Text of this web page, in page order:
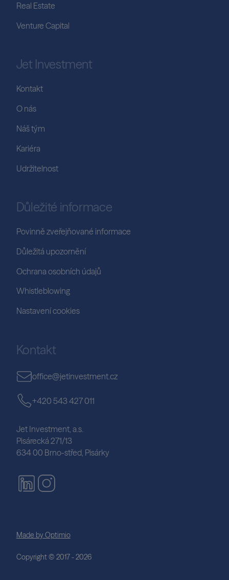
Real Estate
Venture Capital
Jet Investment
Kontakt
O nás
Náš tým
Kariéra
Udržitelnost
Důležité informace
Povinně zveřejňované informace
Důležitá upozornění
Ochrana osobních údajů
Whistleblowing
Nastavení cookies
Kontakt
office@jetinvestment.cz
+420 543 427 011
Jet Investment, a.s.
Pisárecká 271/13
634 00 Brno-střed, Pisárky
Copyright © 2017 - 2026
Made by Optimio